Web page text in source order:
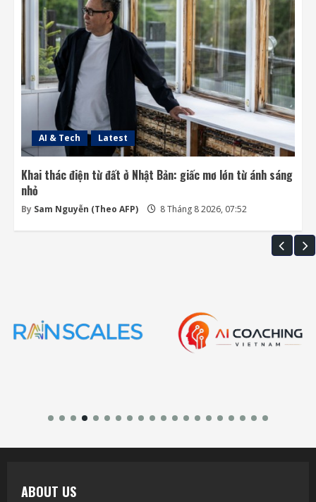
AI & Tech Latest
Khai thác điện từ đất ở Nhật Bản: giấc mơ lớn từ ánh sáng
nhỏ
By Sam Nguyễn (Theo AFP) 8 Tháng 8 2026, 07:52
ABOUT US